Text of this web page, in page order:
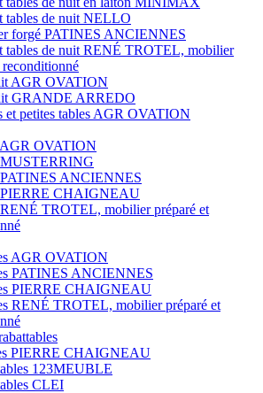
tables de nuit NELLO
forgé PATINES ANCIENNES
tables de nuit RENÉ TROTEL, mobilier
reconditionné
AGR OVATION
GRANDE ARREDO
et petites tables AGR OVATION
OVATION
ANCIENNES
PIERRE CHAIGNEAU
TROTEL, mobilier préparé et
AGR OVATION
PATINES ANCIENNES
PIERRE CHAIGNEAU
RENÉ TROTEL, mobilier préparé et
PIERRE CHAIGNEAU
123MEUBLE
CLEI